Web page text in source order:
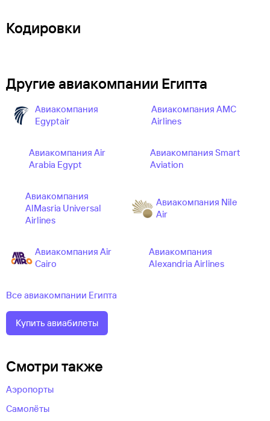
Кодировки
Другие авиакомпании Египта
Авиакомпания
Egyptair
Авиакомпания AMC
Airlines
Авиакомпания Air
Arabia Egypt
Авиакомпания Smart
Aviation
Авиакомпания
AlMasria Universal
Airlines
Авиакомпания Nile
Air
Авиакомпания Air
Cairo
Авиакомпания
Alexandria Airlines
Все авиакомпании Египта
Купить авиабилеты
Смотри также
Аэропорты
Самолёты